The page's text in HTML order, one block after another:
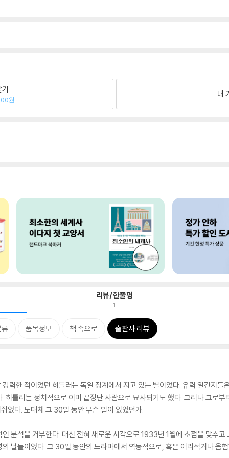
원
내
리뷰/한줄평
1
품목정보 책 속으로 출판사 리뷰
력한 적이었던 히틀러는 독일 정계에서 지고 있는 별이었다. 유력 일간지들
. 히틀러는 정치적으로 이미 끝장난 사람으로 묘사되기도 했다. 그러나 그로
었다. 도대체 그 30일 동안 무슨 일이 있었던가.
분석을 거부한다. 대신 전혀 새로운 시각으로 1933년 1월에 초점을 맞추
날들이었다. 그 30일 동안의 드라마에서 역동적으로, 혹은 어리석거나 음